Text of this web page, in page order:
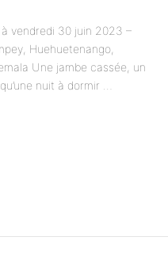
vendredi 30 juin 2023 –
Huehuetenango,
Une jambe cassée, un
nuit à dormir …